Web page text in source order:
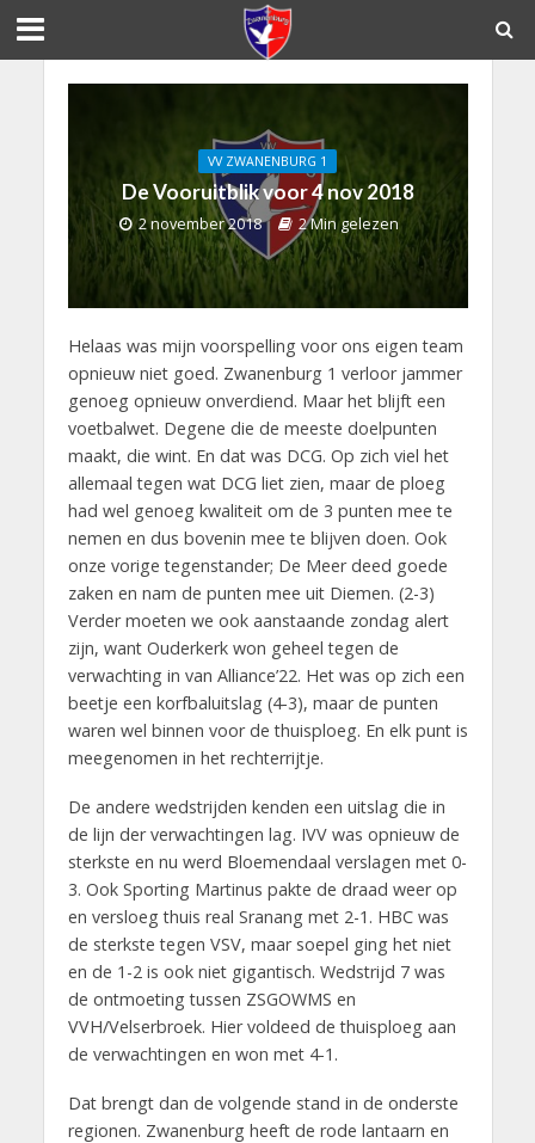
VV ZWANENBURG 1
De Vooruitblik voor 4 nov 2018
2 november 2018 2 Min gelezen
Helaas was mijn voorspelling voor ons eigen team
opnieuw niet goed. Zwanenburg 1 verloor jammer
genoeg opnieuw onverdiend. Maar het blijft een
voetbalwet. Degene die de meeste doelpunten
maakt, die wint. En dat was DCG. Op zich viel het
allemaal tegen wat DCG liet zien, maar de ploeg
had wel genoeg kwaliteit om de 3 punten mee te
nemen en dus bovenin mee te blijven doen. Ook
onze vorige tegenstander; De Meer deed goede
zaken en nam de punten mee uit Diemen. (2-3)
Verder moeten we ook aanstaande zondag alert
zijn, want Ouderkerk won geheel tegen de
verwachting in van Alliance’22. Het was op zich een
beetje een korfbaluitslag (4-3), maar de punten
waren wel binnen voor de thuisploeg. En elk punt is
meegenomen in het rechterrijtje.
De andere wedstrijden kenden een uitslag die in
de lijn der verwachtingen lag. IVV was opnieuw de
sterkste en nu werd Bloemendaal verslagen met 0-
3. Ook Sporting Martinus pakte de draad weer op
en versloeg thuis real Sranang met 2-1. HBC was
de sterkste tegen VSV, maar soepel ging het niet
en de 1-2 is ook niet gigantisch. Wedstrijd 7 was
de ontmoeting tussen ZSGOWMS en
VVH/Velserbroek. Hier voldeed de thuisploeg aan
de verwachtingen en won met 4-1.
Dat brengt dan de volgende stand in de onderste
regionen. Zwanenburg heeft de rode lantaarn en